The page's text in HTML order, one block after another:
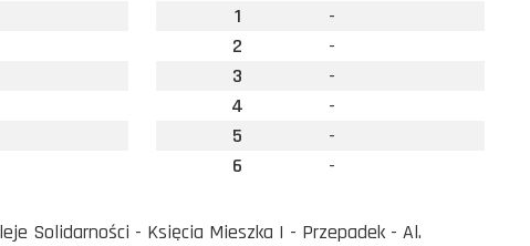
1
-
2
-
3
-
4
-
5
-
6
-
Solidarności - Księcia Mieszka I - Przepadek - Al.